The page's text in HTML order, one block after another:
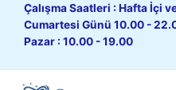
İçeriğeÇalışma Saatleri : Hafta İçi
Cumartesi Günü 10.00 -
Pazar : 10.00 - 19.00